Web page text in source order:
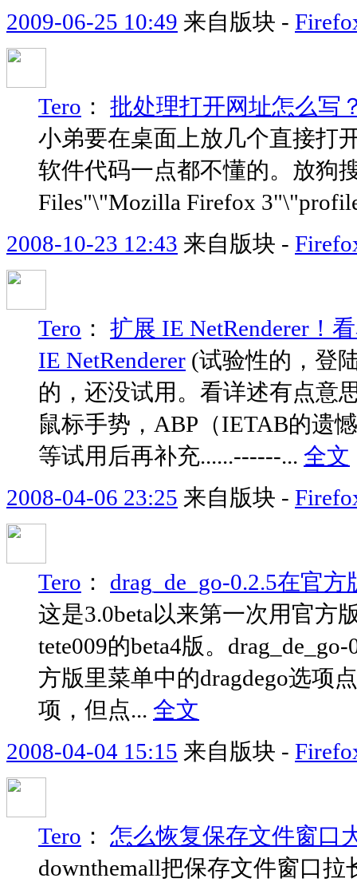
2009-06-25 10:49 来自版块 -
Tero ： 批处理打开网址怎么写
小弟要在桌面上放几个直接打
软件代码一点都不懂的。放狗
Files"\"Mozilla Firefox
2008-10-23 12:43 来自版块 -
Tero ： 扩展 IE NetRenderer！
IE NetRenderer (试验性的，登
的，还没试用。看详述有点意
鼠标手势，ABP（IETAB的遗
等试用后再补充......------... 全文
2008-04-06 23:25 来自版块 -
Tero ： drag_de_go-0.2.5在官
这是3.0beta以来第一次用官方
tete009的beta4版。
方版里菜单中的dragdego选项
项，但点... 全文
2008-04-04 15:15 来自版块 -
Tero ： 怎么恢复保存文件窗口
downthemall把保存文件窗口